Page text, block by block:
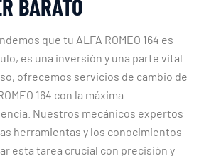
BARATO
que tu ALFA ROMEO 164 es
es una inversión y una parte vital
ofrecemos servicios de cambio de
164 con la máxima
Nuestros mecánicos expertos
herramientas y los conocimientos
esta tarea crucial con precisión y